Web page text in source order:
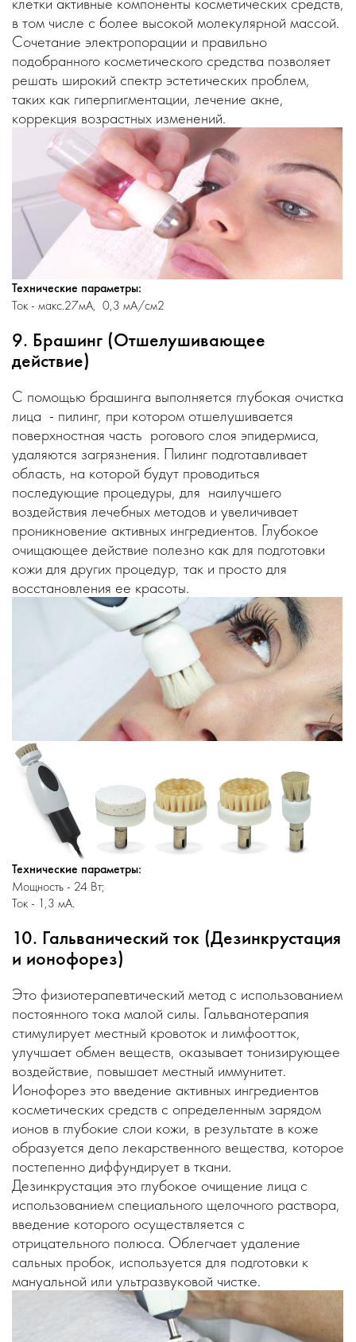
в том числе с более высокой молекулярной массой.
Сочетание электропорации и правильно
подобранного косметического средства позволяет
решать широкий спектр эстетических проблем,
таких как гиперпигментации, лечение акне,
коррекция возрастных изменений.
Технические параметры:
Ток - макс.27мА, 0,3 мА/см2
9. Брашинг (Отшелушивающее
действие)
С помощью брашинга выполняется глубокая очистка
лица - пилинг, при котором отшелушивается
поверхностная часть рогового слоя эпидермиса,
удаляются загрязнения. Пилинг подготавливает
область, на которой будут проводиться
последующие процедуры, для наилучшего
воздействия лечебных методов и увеличивает
проникновение активных ингредиентов. Глубокое
очищающее действие полезно как для подготовки
кожи для других процедур, так и просто для
восстановления ее красоты.
Технические параметры:
Мощность - 24 Вт;
Ток - 1,3 мА.
10. Гальванический ток (Дезинкрустация
и ионофорез)
Это физиотерапевтический метод с использованием
постоянного тока малой силы. Гальванотерапия
стимулирует местный кровоток и лимфоотток,
улучшает обмен веществ, оказывает тонизирующее
воздействие, повышает местный иммунитет.
Ионофорез это введение активных ингредиентов
косметических средств с определенным зарядом
ионов в глубокие слои кожи, в результате в коже
образуется депо лекарственного вещества, которое
постепенно диффундирует в ткани.
Дезинкрустация это глубокое очищение лица с
использованием специального щелочного раствора,
введение которого осуществляется с
отрицательного полюса. Облегчает удаление
сальных пробок, используется для подготовки к
мануальной или ультразвуковой чистке.